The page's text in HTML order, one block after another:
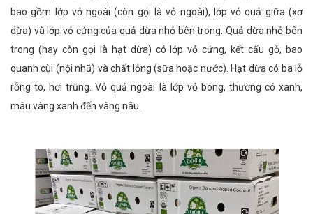
bao gồm lớp vỏ ngoài (còn gọi là vỏ ngoài), lớp vỏ quả giữa (xơ
dừa) và lớp vỏ cứng của quả dừa nhỏ bên trong. Quả dừa nhỏ bên
trong (hay còn gọi là hạt dừa) có lớp vỏ cứng, kết cấu gỗ, bao
quanh cùi (nội nhũ) và chất lỏng (sữa hoặc nước). Hạt dừa có ba lỗ
rỗng to, hơi trũng. Vỏ quả ngoài là lớp vỏ bóng, thường có xanh,
màu vàng xanh đến vàng nâu.